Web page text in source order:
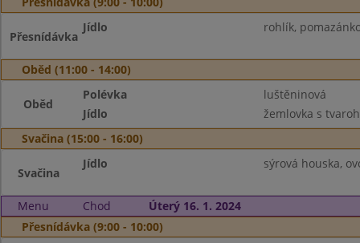
Přesnídávka
Jídlo rohlík,
Oběd (11:00 - 14:00)
Oběd
Polévka
luštěninová
Jídlo
žemlovka s
Svačina (15:00 - 16:00)
Svačina
Jídlo sýrová houska,
Menu Chod
Úterý 16. 1. 2024
Přesnídávka (9:00 - 10:00)